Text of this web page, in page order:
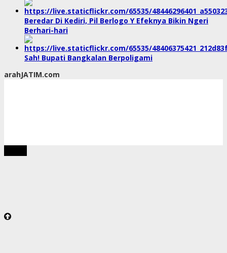
Beredar Di Kediri, Pil Berlogo Y Efeknya Bikin Ngeri
Berhari-hari
Sah! Bupati Bangkalan Berpoligami
arahJATIM.com